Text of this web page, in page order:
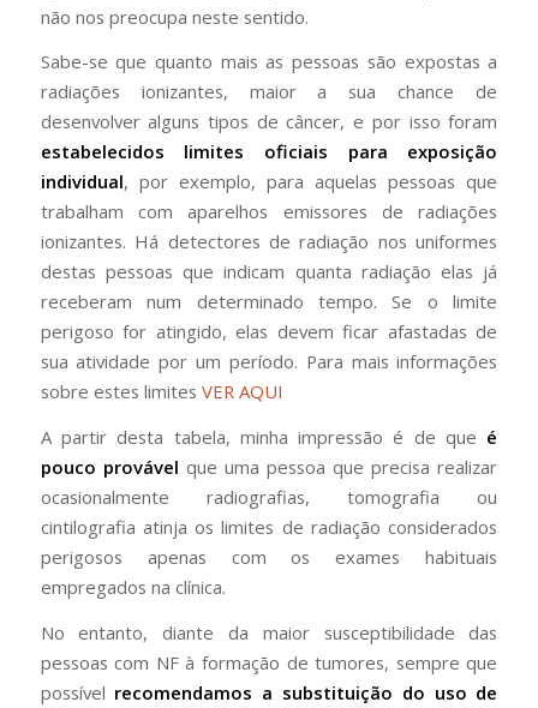
não nos preocupa neste sentido.
Sabe-se que quanto mais as pessoas são expostas a
radiações ionizantes, maior a sua chance de
desenvolver alguns tipos de câncer, e por isso foram
estabelecidos limites oficiais para exposição
individual, por exemplo, para aquelas pessoas que
trabalham com aparelhos emissores de radiações
ionizantes. Há detectores de radiação nos uniformes
destas pessoas que indicam quanta radiação elas já
receberam num determinado tempo. Se o limite
perigoso for atingido, elas devem ficar afastadas de
sua atividade por um período. Para mais informações
sobre estes limites VER AQUI
A partir desta tabela, minha impressão é de que é
pouco provável que uma pessoa que precisa realizar
ocasionalmente radiografias, tomografia ou
cintilografia atinja os limites de radiação considerados
perigosos apenas com os exames habituais
empregados na clínica.
No entanto, diante da maior susceptibilidade das
pessoas com NF à formação de tumores, sempre que
possível recomendamos a substituição do uso de